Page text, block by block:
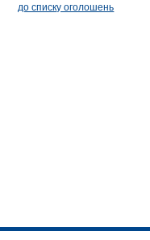
до списку оголошень